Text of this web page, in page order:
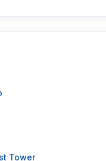
Tower